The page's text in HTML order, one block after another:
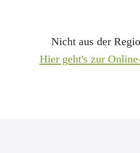
Nicht aus der
Hier geht's zur